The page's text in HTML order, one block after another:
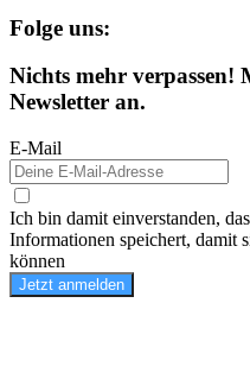
Folge uns:
Nichts mehr verpassen!
Newsletter an.
E-Mail
Ich bin damit einverstanden,
Informationen speichert, damit
können
Jetzt anmelden